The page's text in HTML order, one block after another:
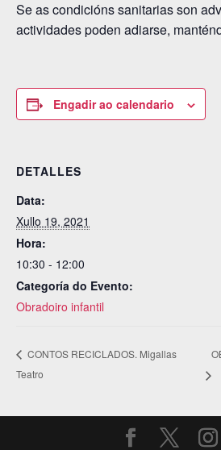
Se as condicións sanitarias son
actividades poden adiarse,
Engadir ao calendario
DETALLES
Data:
Xullo 19, 2021
Hora:
10:30 - 12:00
Categoría do Evento:
Obradoiro infantil
CONTOS RECICLADOS. Migallas
Teatro